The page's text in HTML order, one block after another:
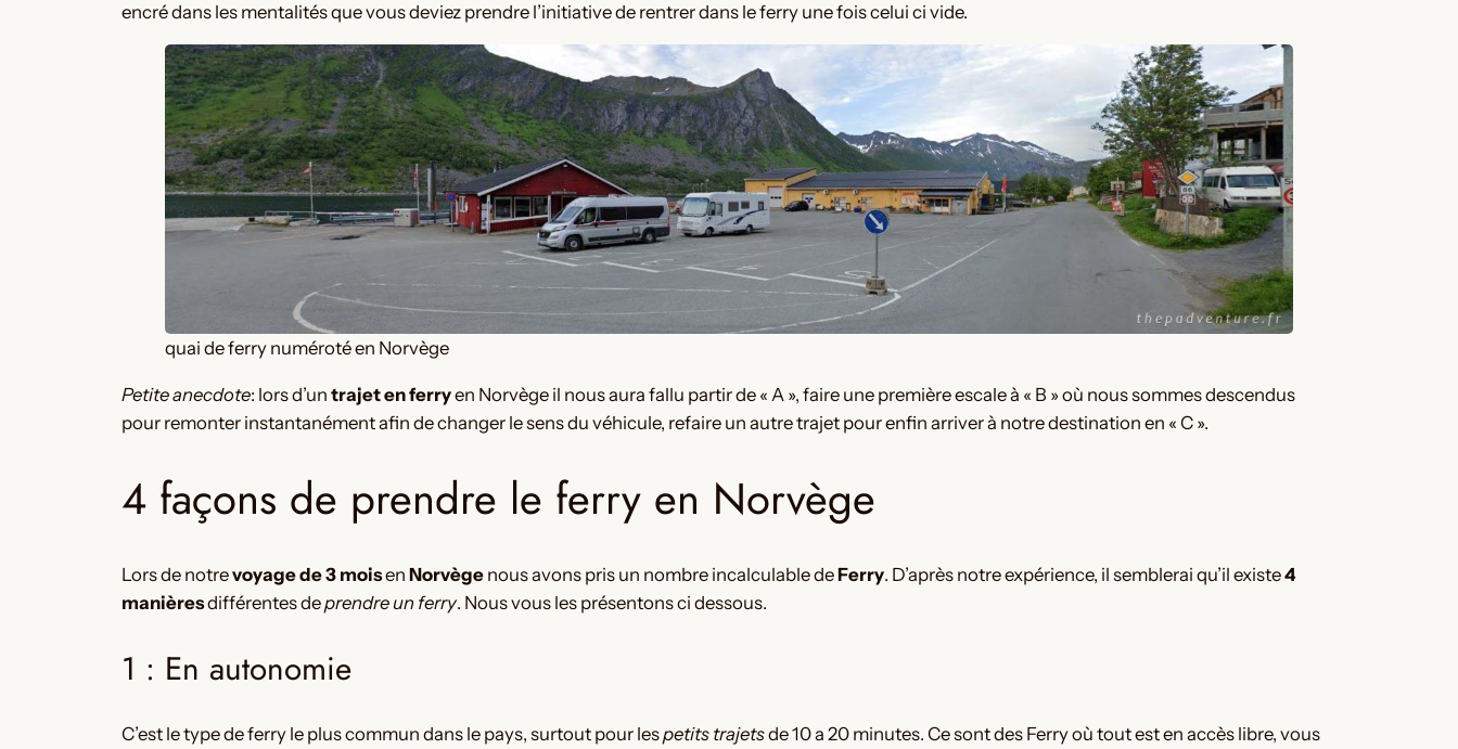
encré dans les mentalités que vous deviez prendre l’initiative de rentrer dans le ferry une fois celui ci vide.
quai de ferry numéroté en Norvège
Petite anecdote: lors d’un trajet en ferryen Norvège il nous aura fallu partir de « A », faire une première escale à « B » où nous sommes descendus
pour remonter instantanément afin de changer le sens du véhicule, refaire un autre trajet pour enfin arriver à notre destination en « C ».
4 façons de prendre le ferry en Norvège
Lors de notrevoyage de 3 moisen Norvège nous avons pris un nombre incalculable deFerry. D’après notre expérience, il semblerai qu’il existe4
manièresdifférentes deprendre un ferry. Nous vous les présentons ci dessous.
1 : En autonomie
C’est le type de ferry le plus commun dans le pays, surtout pour lespetits trajetsde 10 a 20 minutes. Ce sont des Ferry où tout est en accès libre, vous